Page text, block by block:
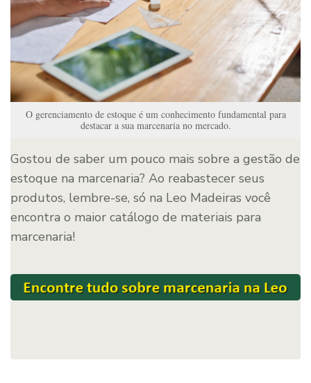
O gerenciamento de estoque é um conhecimento fundamental para
destacar a sua marcenaria no mercado.
Gostou de saber um pouco mais sobre a gestão de
estoque na marcenaria? Ao reabastecer seus
produtos, lembre-se, só na Leo Madeiras você
encontra o maior catálogo de materiais para
marcenaria!